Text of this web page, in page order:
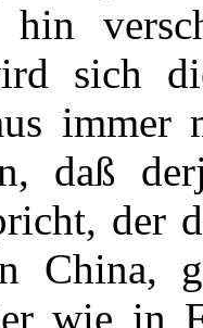
sich
daß
der
China,
wie in